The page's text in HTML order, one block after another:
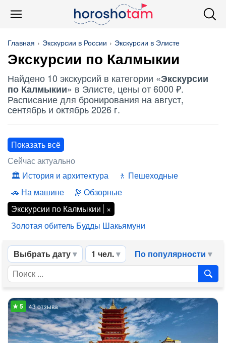
Главная Экскурсии в России Экскурсии в Элисте
Экскурсии по Калмыкии
Найдено 10 экскурсий в категории «Экскурсии
по Калмыкии» в Элисте, цены от 6000 ₽.
Расписание для бронирования на август,
сентябрь и октябрь 2026 г.
Показать всё
Сейчас актуально
История и архитектура
Пешеходные
На машине
Обзорные
Экскурсии по Калмыкии
Золотая обитель Будды Шакьямуни
Выбрать дату 1 чел. По популярности
43 отзыва